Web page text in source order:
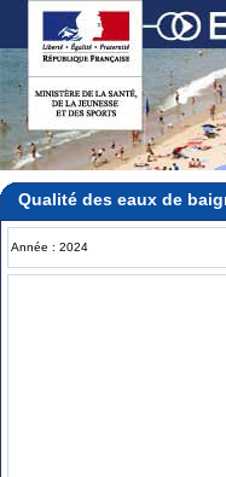
Qualité des eaux de
Année : 2024